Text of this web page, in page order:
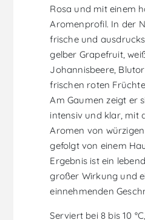
Rosa und mit einem
Aromenprofil. In der
frische und
gelber Grapefruit,
Johannisbeere,
frischen roten
Am Gaumen zeigt er
intensiv und klar, mit
Aromen von
gefolgt von einem
Ergebnis ist ein
großer Wirkung und
einnehmenden
Serviert bei 8 bis 10